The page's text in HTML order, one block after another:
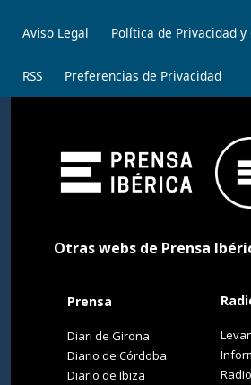
Aviso Legal Política de Privacidad y
RSS Preferencias de Privacidad
Otras webs de Prensa
Prensa
Diari de Girona
Diario de Córdoba
Diario de Ibiza